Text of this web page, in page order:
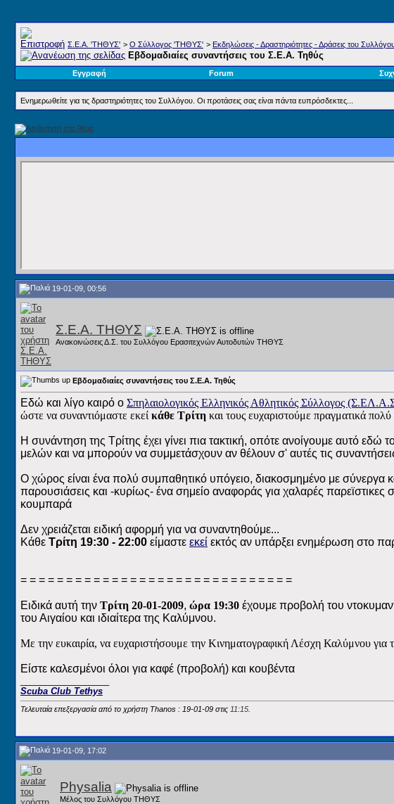
Σ.E.A. 'ΤΗΘΥΣ' > Ο Σύλλογος 'ΤΗΘΥΣ' > Εκδηλώσεις - Δραστηριότητες - Δράσεις του
Εβδομαδιαίες συναντήσεις του Σ.Ε.Α. Τηθύς
Εγγραφή Forum
Ενημερωθείτε για τις δραστηριότητες του Συλλόγου. Οι προτάσεις σας είναι πάντα ευπρόσδεκτες...
19-01-09, 00:56
Σ.Ε.Α. ΤΗΘΥΣ
Ανακοινώσεις Δ.Σ. του Συλλόγου Ερασιτεχνών Αυτοδυτών ΤΗΘΥΣ
Εβδομαδιαίες συναντήσεις του Σ.Ε.Α. Τηθύς
Εδώ και λίγο καιρό ο Σπηλαιολογικός Ελληνικός Αθλητικός Σύλλογος
ώστε να συναντιόμαστε εκεί κάθε Τρίτη και τους ευχαριστούμε πραγματικά
Η συνάντηση της Τρίτης έχει γίνει πια τακτική, οπότε ανοίγουμε αυτό
μελών και να μπορούν να συμμετάσχουν αν θέλουν σ' αυτές τις
Ο χώρος είναι ένα πολύ συμπαθητικό υπόγειο, διακοσμημένο με
παρουσιάσεις και -κυρίως- ένα σημείο αναφοράς για χαλαρές
κουμπαρά
Δεν χρειάζεται ειδική αφορμή για να συναντηθούμε...
Κάθε Τρίτη 19:30 - 22:00 είμαστε εκεί εκτός αν υπάρξει ενημέρωση στο
= = = = = = = = = = = = = = = = = = = = = = = = = = = = = =
Ειδικά αυτή την Τρίτη 20-01-2009, ώρα 19:30 έχουμε προβολή του
του Αιγαίου και ιδιαίτερα της Καλύμνου.
Με την ευκαιρία, να ευχαριστήσουμε την Κινηματογραφική Λέσχη Καλύμνου
Είστε καλεσμένοι όλοι για καφέ (προβολή) και κουβέντα
Scuba Club Tethys
Τελευταία επεξεργασία από το χρήστη Thanos : 19-01-09 στις 11:15
19-01-09, 17:02
Physalia
Μέλος του Συλλόγου ΤΗΘΥΣ